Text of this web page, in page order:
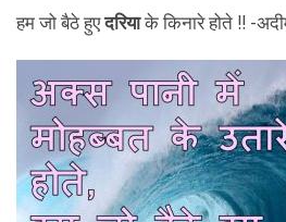
हम जो बैठे हुएदरियाके किनारे होते !! -